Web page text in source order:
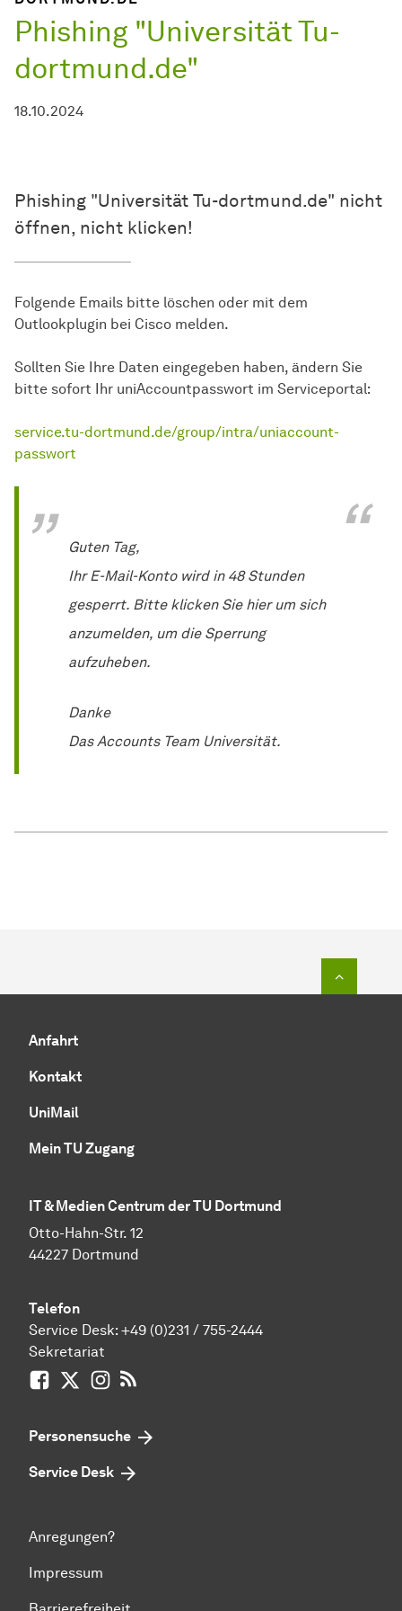
Phishing "Universität Tu-
dortmund.de"
18.10.2024
Phishing "Universität Tu-dortmund.de" nicht
öffnen, nicht klicken!
Folgende Emails bitte löschen oder mit dem
Outlookplugin bei Cisco melden.
Sollten Sie Ihre Daten eingegeben haben, ändern Sie
bitte sofort Ihr uniAccountpasswort im Serviceportal:
service.tu-dortmund.de/group/intra/uniaccount-
passwort
Guten Tag,
Ihr E-Mail-Konto wird in 48 Stunden
gesperrt. Bitte klicken Sie hier um sich
anzumelden, um die Sperrung
aufzuheben.
Danke
Das Accounts Team Universität.
Anfahrt
Kontakt
UniMail
Mein TU Zugang
IT & Medien Centrum der TU Dortmund
Otto-Hahn-Str. 12
44227 Dortmund
Telefon
Service Desk: +49 (0)231 / 755-2444
Sekretariat
FacebookX / vormals Twitter
Instagram
Personensuche
Service Desk
Anregungen?
Impressum